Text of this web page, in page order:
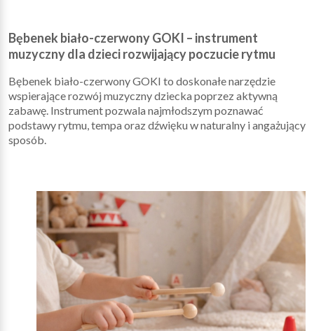
Bębenek biało-czerwony GOKI – instrument
muzyczny dla dzieci rozwijający poczucie rytmu
Bębenek biało-czerwony GOKI to doskonałe narzędzie
wspierające rozwój muzyczny dziecka poprzez aktywną
zabawę. Instrument pozwala najmłodszym poznawać
podstawy rytmu, tempa oraz dźwięku w naturalny i angażujący
sposób.